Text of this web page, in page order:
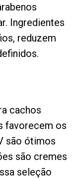
Ingredientes
reduzem
cachos
favorecem os
são ótimos
são cremes
seleção